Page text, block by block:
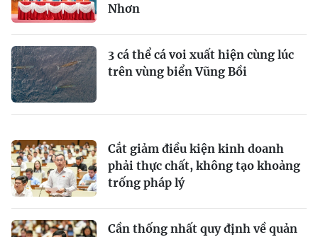
Nhơn
3 cá thể cá voi xuất hiện cùng lúc
trên vùng biển Vũng Bồi
Cắt giảm điều kiện kinh doanh
phải thực chất, không tạo khoảng
trống pháp lý
Cần thống nhất quy định về quản